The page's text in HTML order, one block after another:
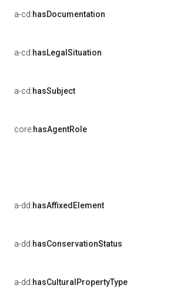
a-cd:hasDocumentation
a-cd:hasLegalSituation
a-cd:hasSubject
core:hasAgentRole
a-dd:hasAffixedElement
a-dd:hasConservationStatus
a-dd:hasCulturalPropertyType